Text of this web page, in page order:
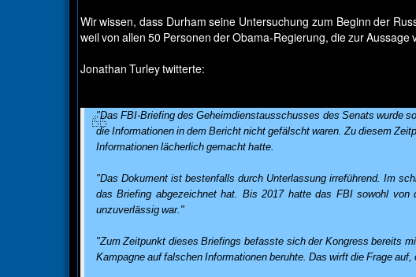
Wir wissen, dass Durham seine Untersuchung zum Beginn der
weil von allen 50 Personen der Obama-Regierung, die zur
Jonathan Turley twitterte:
"Das FBI-Briefing des Geheimdienstausschusses des Senats wurde
die Informationen in dem Bericht nicht gefälscht waren. Zu diesem
Informationen lächerlich gemacht hatte.
"Das Dokument ist bestenfalls durch Unterlassung irreführend. Im
das Briefing abgezeichnet hat. Bis 2017 hatte das FBI sowohl
unzuverlässig war."
"Zum Zeitpunkt dieses Briefings befasste sich der Kongress bereits
Kampagne auf falschen Informationen beruhte. Das wirft die Frage